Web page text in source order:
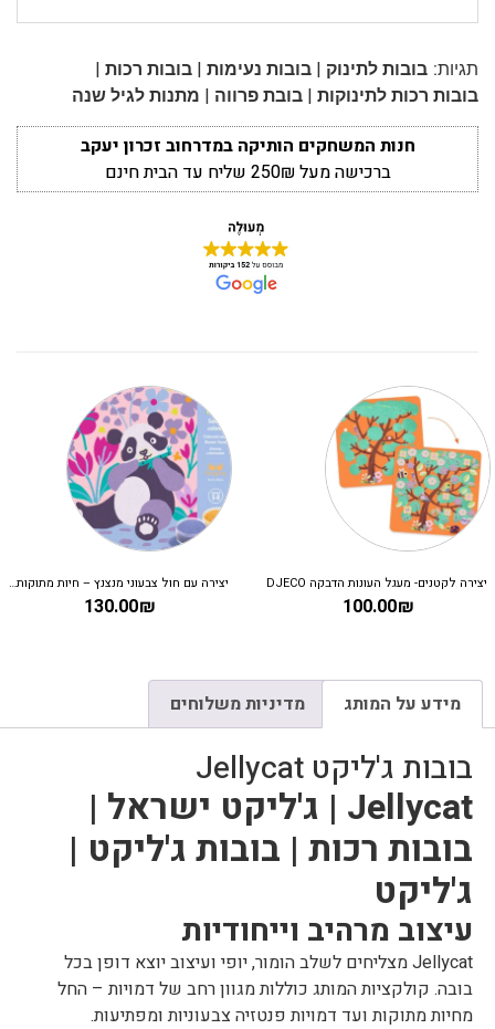
תגיות: בובות לתינוק | בובות נעימות | בובות רכות |
בובות רכות לתינוקות | בובת פרווה | מתנות לגיל שנה
חנות המשחקים הותיקה במדרחוב זכרון יעקב
ברכישה מעל 250₪ שליח עד הבית חינם
יצירה לקטנים- מעגל העונות הדבקה DJECO
100.00₪
יצירה עם חול צבעוני מנצנץ – חיות מתוקות DJECO
130.00₪
מידע על המותג מדיניות משלוחים
בובות ג'ליקט Jellycat
Jellycat | ג'ליקט ישראל |
בובות רכות | בובות ג'ליקט |
ג'ליקט
עיצוב מרהיב וייחודיות
Jellycat מצליחים לשלב הומור, יופי ועיצוב יוצא דופן בכל
בובה. קולקציות המותג כוללות מגוון רחב של דמויות – החל
מחיות מתוקות ועד דמויות פנטזיה צבעוניות ומפתיעות.